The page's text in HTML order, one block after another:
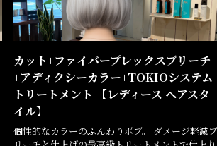
カット+ファイバープレックスブリーチ
+アディクシーカラー+TOKIOシステム
トリートメント 【レディース ヘアスタ
イル】
個性的なカラーのふんわりボブ。 ダメージ軽減ブ